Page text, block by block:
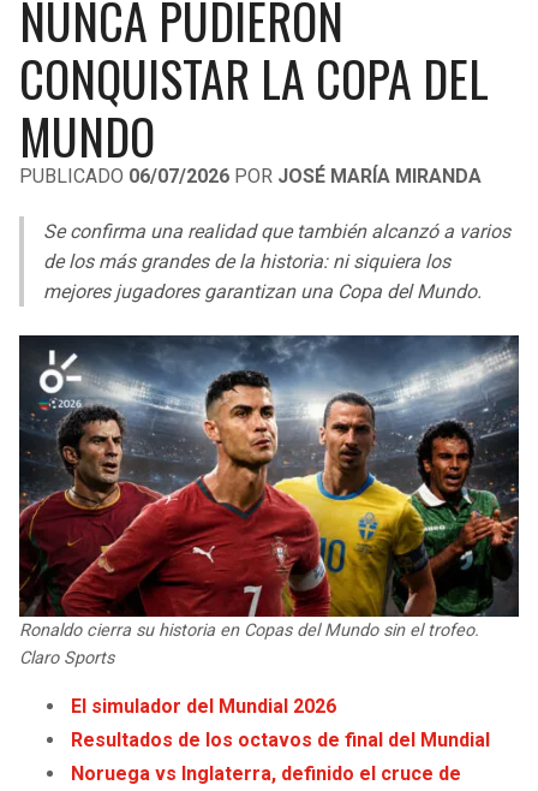
LIGA DE EXPANSIÓN MX
LEAGUES CUP
UEFA EUROPA LEAGUE
UEFA CONFERENCE LEAGUE
MLS
COPA LIBERTADORES
COPA SUDAMERICANA
LIGA BETPLAY
OTRAS LIGAS
RAIDERS
CHARGERS
RAVENS
STEELERS
TEXANS
COLTS
JAGUARS
TITANS
GIANTS
CAVALIERS
PISTONS
PACERS
HORNETS
HEAT
MAGIC
WIZARDS
WARRIORS
LAKERS
NUNCA PUDIERON
CONQUISTAR LA COPA DEL
MUNDO
PUBLICADO 06/07/2026 POR JOSÉ MARÍA MIRANDA
Se confirma una realidad que también alcanzó a varios
de los más grandes de la historia: ni siquiera los
mejores jugadores garantizan una Copa del Mundo.
Ronaldo cierra su historia en Copas del Mundo sin el trofeo.
Claro Sports
El simulador del Mundial 2026
Resultados de los octavos de final del Mundial
Noruega vs Inglaterra, definido el cruce de